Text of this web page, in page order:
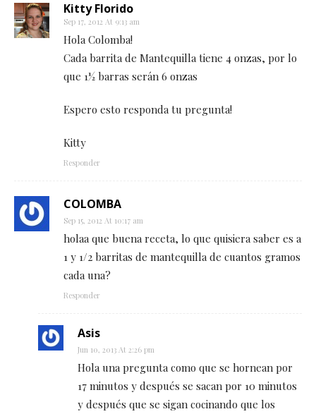
Kitty Florido
Sep 17, 2012 At 9:13 am
Hola Colomba!
Cada barrita de Mantequilla tiene 4 onzas, por lo
que 1½ barras serán 6 onzas
Espero esto responda tu pregunta!
Kitty
Responder
COLOMBA
Sep 15, 2012 At 10:17 am
holaa que buena receta, lo que quisiera saber es a
1 y 1/2 barritas de mantequilla de cuantos gramos
cada una?
Responder
Asis
Jun 10, 2013 At 2:26 pm
Hola una pregunta como que se hornean por
17 minutos y después se sacan por 10 minutos
y después que se sigan cocinando que los